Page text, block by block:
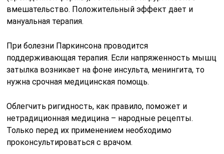
Не находится подолгу в одной позе, достаточно
двигаться.
начальных стадиях, не доводя его до осложнений.
Не перенапрягать мышцы во время трудовой
деятельности и занятий спортом.